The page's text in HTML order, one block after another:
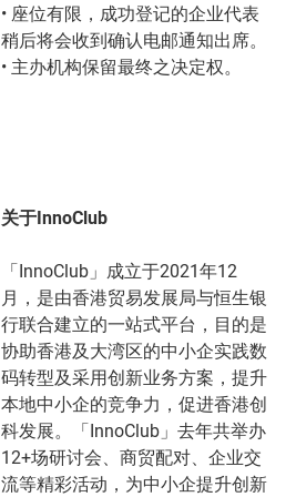
• 座位有限，成功登记的企业代表
稍后将会收到确认电邮通知出席。
• 主办机构保留最终之决定权。
关于InnoClub
「InnoClub」成立于2021年12
月，是由香港贸易发展局与恒生银
行联合建立的一站式平台，目的是
协助香港及大湾区的中小企实践数
码转型及采用创新业务方案，提升
本地中小企的竞争力，促进香港创
科发展。「InnoClub」去年共举办
12+场研讨会、商贸配对、企业交
流等精彩活动，为中小企提升创新